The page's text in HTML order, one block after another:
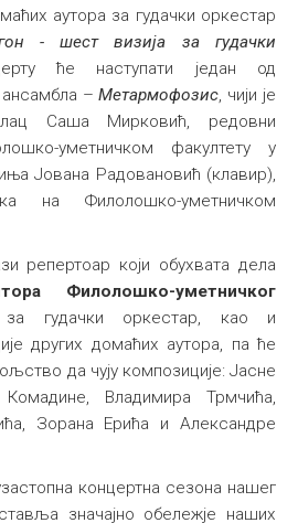
аутора за гудачки оркестар
- шест визија за гудачки
ће наступати један од
ансамбла –Метармофозис, чији је
Саша Мирковић, редовни
уметничком факултету у
Јована Радовановић (клавир),
на Филолошко-уметничком
репертоар који обухвата дела
Филолошко-уметничког
гудачки оркестар, као и
других домаћих аутора, па ће
да чују композиције: Јасне
Владимира Трмчића,
Зорана Ерића и Александре
концертна сезона нашег
значајно обележје наших